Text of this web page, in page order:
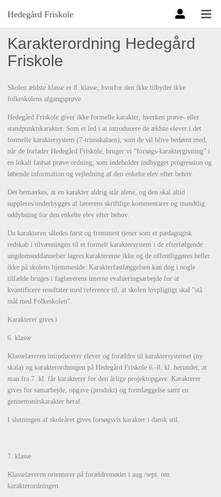
Hedegård Friskole
Karakterordning Hedegård
Friskole
Skolen ældste klasse er 8. klasse, hvorfor den ikke tilbyder ikke
folkeskolens afgangsprøve.
Hedegård Friskole giver ikke formelle karakter, hverken prøve- eller
standpunktskarakter. Som et led i at introducere de ældste elever i det
formelle karaktersystem (7-trinsskalaen), som de vil blive bedømt med,
når de forlader Hedegård Friskole, bruger vi ”forsøgs-karaktergivning” i
en lokalt fastsat prøve ordning, som indeholder indbygget progression og
løbende information og vejledning af den enkelte elev efter behov.
Det bemærkes, at en karakter aldrig står alene, og den skal altid
suppleres/underbygges af lærerens skriftlige kommentarer og mundtlig
uddybning for den enkelte elev efter behov.
Da karakteren således først og fremmest tjener som et pædagogisk
redskab i tilvænningen til et formelt karaktersystem i de efterfølgende
ungdomsuddannelser lagres karaktererne ikke og de offentliggøres heller
ikke på skolens hjemmeside. Karakterfastlæggelsen kan dog i nogle
tilfælde bruges i faglærerens interne evalueringsarbejde for at
kvantificere resultater med reference til, at skolen lovpligtigt skal ”stå
mål med Folkeskolen”.
Karakterer gives i
6. klasse
Klasselæreren introducerer elever og forældre til karaktersystemet (ny
skala) og karakterordningen på Hedegård Friskole 6.-8. kl. herunder, at
man fra 7. kl. får karakterer for den årlige projektopgave. Karakterer
gives for samarbejde, opgave (produkt) og fremlæggelse samt en
gennemsnitskarakter heraf.
I slutningen af skoleåret gives forsøgsvis karakter i dansk stil.
7. klasse
Klasselæreren orienterer på forældremødet i aug./sept. om
karakterordningen.